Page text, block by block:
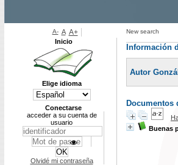
New search
Información
Autor
Documentos
Buenas
A- A A+
Inicio
Elige idioma
Conectarse
acceder a su cuenta de
usuario
Olvidé mi contraseña